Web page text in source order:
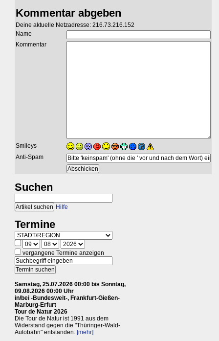
Kommentar abgeben
Deine aktuelle Netzadresse: 216.73.216.152
Name
Kommentar
Smileys
Anti-Spam
Suchen
Hilfe
Termine
vergangene Termine anzeigen
Samstag, 25.07.2026 00:00 bis Sonntag,
09.08.2026 00:00 Uhr
in/bei -Bundesweit-, Frankfurt-Gießen-
Marburg-Erfurt
Tour de Natur 2026
Die Tour de Natur ist 1991 aus dem
Widerstand gegen die "Thüringer-Wald-
Autobahn" entstanden. [mehr]